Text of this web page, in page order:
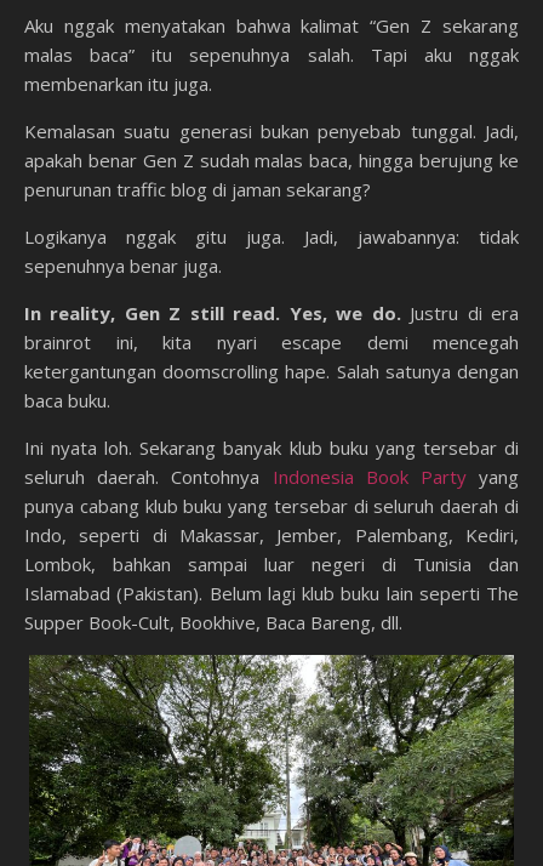
Aku nggak menyatakan bahwa kalimat “Gen Z sekarang
malas baca” itu sepenuhnya salah. Tapi aku nggak
membenarkan itu juga.
Kemalasan suatu generasi bukan penyebab tunggal. Jadi,
apakah benar Gen Z sudah malas baca, hingga berujung ke
penurunan traffic blog di jaman sekarang?
Logikanya nggak gitu juga. Jadi, jawabannya: tidak
sepenuhnya benar juga.
In reality, Gen Z still read. Yes, we do. Justru di era
brainrot ini, kita nyari escape demi mencegah
ketergantungan doomscrolling hape. Salah satunya dengan
baca buku.
Ini nyata loh. Sekarang banyak klub buku yang tersebar di
seluruh daerah. Contohnya Indonesia Book Partyyang
punya cabang klub buku yang tersebar di seluruh daerah di
Indo, seperti di Makassar, Jember, Palembang, Kediri,
Lombok, bahkan sampai luar negeri di Tunisia dan
Islamabad (Pakistan). Belum lagi klub buku lain seperti The
Supper Book-Cult, Bookhive, Baca Bareng, dll.